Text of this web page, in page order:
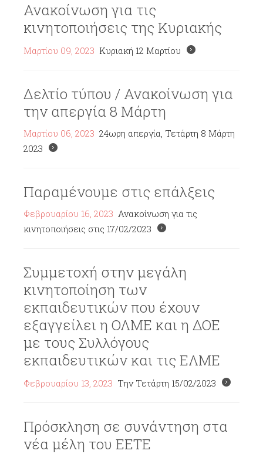
Ανακοίνωση για τις
κινητοποιήσεις της Κυριακής
Μαρτίου 09, 2023 Κυριακή 12 Μαρτίου
Δελτίο τύπου / Ανακοίνωση για
την απεργία 8 Μάρτη
Μαρτίου 06, 2023 24ωρη απεργία, Τετάρτη 8 Μάρτη
2023
Παραμένουμε στις επάλξεις
Φεβρουαρίου 16, 2023 Ανακοίνωση για τις
κινητοποιήσεις στις 17/02/2023
Συμμετοχή στην μεγάλη
κινητοποίηση των
εκπαιδευτικών που έχουν
εξαγγείλει η ΟΛΜΕ και η ΔΟΕ
με τους Συλλόγους
εκπαιδευτικών και τις ΕΛΜΕ
Φεβρουαρίου 13, 2023 Την Τετάρτη 15/02/2023
Πρόσκληση σε συνάντηση στα
νέα μέλη του ΕΕΤΕ